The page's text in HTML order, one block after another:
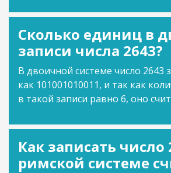
Сколько единиц в
записи числа 2643?
В двоичной системе число 2643
как 101001010011, и так как
в такой записи равно 6, оно
Как записать число
римской системе